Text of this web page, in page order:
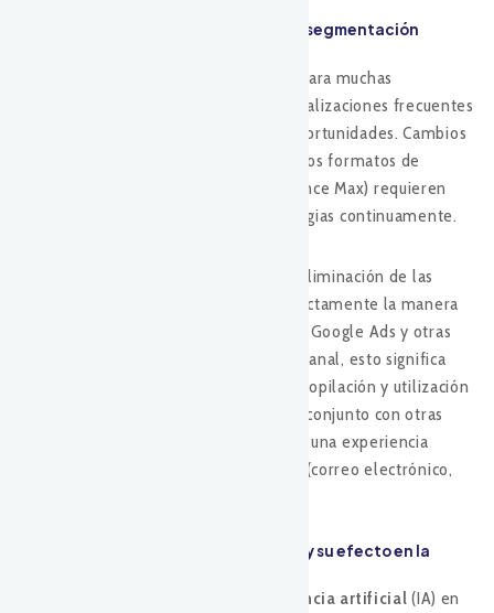
2. Actualizaciones de google ads y la segmentación
Google Ads es una herramienta clave para muchas
estrategias de marketing, pero sus actualizaciones frecuentes
también pueden generar desafíos y oportunidades. Cambios
en las políticas de segmentación o en los formatos de
anuncio (como las campañas Performance Max) requieren
que los anunciantes ajusten sus estrategias continuamente.
Un cambio reciente significativo es la eliminación de las
, lo que afecta directamente la manera
en que se segmentan las audiencias en Google Ads y otras
plataformas. Para una estrategia multicanal, esto significa
que las marcas deben trabajar en la recopilación y utilización
(first-party data) en conjunto con otras
plataformas publicitarias, garantizando una experiencia
cohesionada en los diferentes canales (correo electrónico,
3. Mejoras en la inteligencia artificial y su efecto en la
inteligencia artificial (IA) en